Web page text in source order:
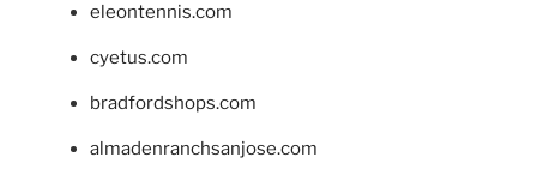
eleontennis.com
cyetus.com
bradfordshops.com
almadenranchsanjose.com